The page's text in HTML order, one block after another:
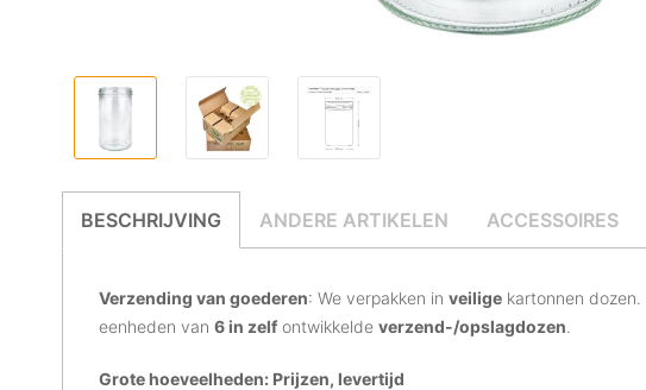
BESCHRIJVING ANDERE ARTIKELEN ACCESSOIRES
Verzending van goederen: We verpakken in veilige kartonnen
eenheden van 6 in zelf ontwikkelde verzend-/opslagdozen.
Grote hoeveelheden: Prijzen, levertijd